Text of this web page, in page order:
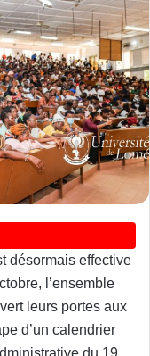
désormais effective
l’ensemble
leurs portes aux
d’un calendrier
du 19